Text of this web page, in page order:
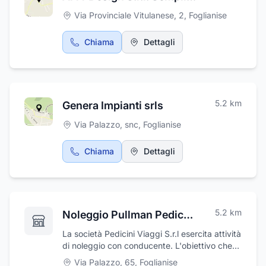
particolare.
Via Provinciale Vitulanese, 2, Foglianise
Chiama Dettagli
Genera Impianti srls 5.2 km
Via Palazzo, snc, Foglianise
Chiama Dettagli
Noleggio Pullman Pedicini Viaggi 5.2 km
La società Pedicini Viaggi S.r.l esercita attività
di noleggio con conducente. L'obiettivo che
da sempre la Pedicini Viaggi si è posto come
Via Palazzo, 65, Foglianise